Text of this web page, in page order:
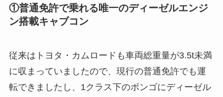
①普通免許で乗れる唯一のディーゼルエンジ
ン搭載キャブコン
従来はトヨタ・カムロードも車両総重量が3.5t未満
に収まっていましたので、現行の普通免許でも運
転できましたし、1クラス下のボンゴにディーゼル